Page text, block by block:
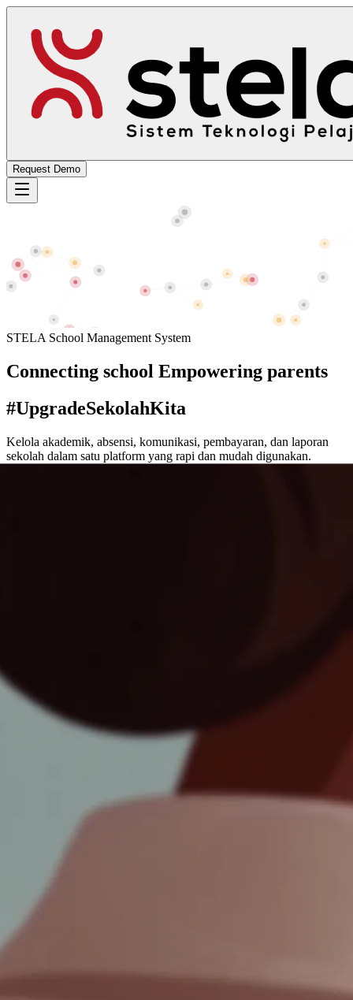
Request Demo
STELA School Management System
Connecting school Empowering parents
#UpgradeSekolahKita
Kelola akademik, absensi, komunikasi, pembayaran, dan laporan
sekolah dalam satu platform yang rapi dan mudah digunakan.